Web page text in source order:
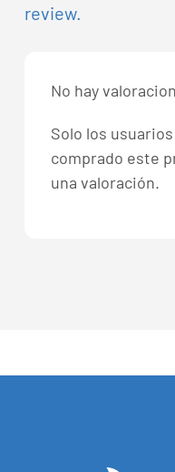
review.
No hay
Solo los
comprado este
una valoración.